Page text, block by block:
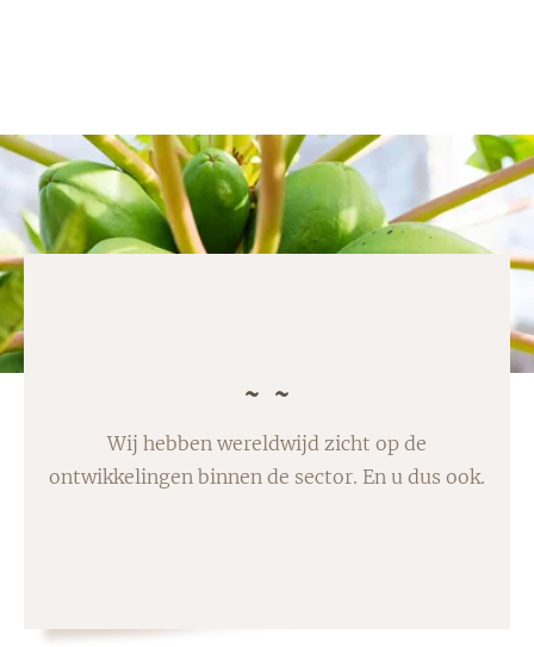
Wij hebben wereldwijd zicht op de
ontwikkelingen binnen de sector. En u dus ook.